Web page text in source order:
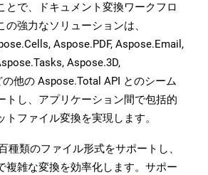
とで、ドキュメント変換ワークフロ
の強力なソリューションは、
Aspose.PDF, Aspose.Email,
Aspose.3D,
他の Aspose.Total API とのシーム
トし、アプリケーション間で包括的
トファイル変換を実現します。
種類のファイル形式をサポートし、
複雑な変換を効率化します。サポー